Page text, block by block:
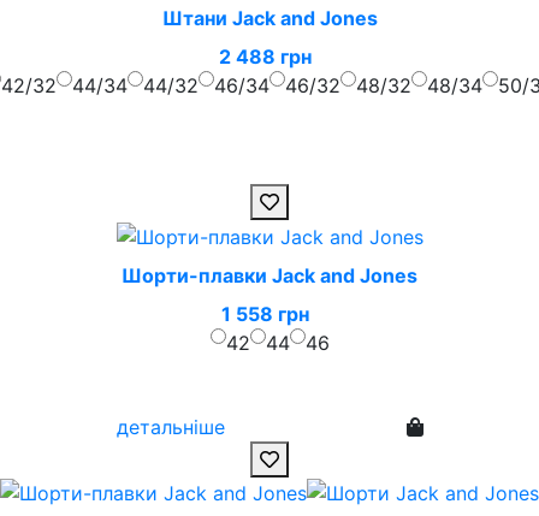
Штани Jack and Jones
2 488 грн
42/32
44/34 44/32 46/34 46/32 48/32 48/34 50/
Шорти-плавки Jack and Jones
1 558 грн
42
44 46
детальніше